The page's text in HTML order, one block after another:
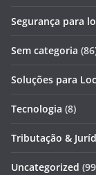
Segurança para
Sem categoria
Soluções para
Tecnologia (8)
Tributação &
Uncategorized